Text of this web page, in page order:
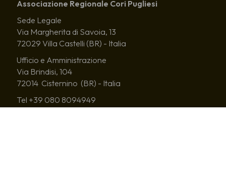
Associazione Regionale Cori Pugliesi
Sede Legale
Via Margherita di Savoia, 13
72029 Villa Castelli (BR) - Italia
Ufficio e Amministrazione
Via Brindisi, 104
72014 Cisternino (BR) - Italia
Tel +39 080 8094949